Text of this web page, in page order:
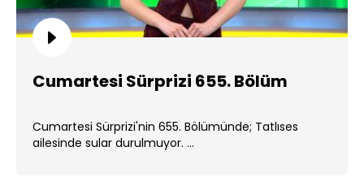
Cumartesi Sürprizi 655. Bölüm
Cumartesi Sürprizi'nin 655. Bölümünde; Tatlıses
ailesinde sular durulmuyor. ...